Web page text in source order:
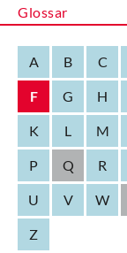
Glossar
A B C
F G H
K L M
P Q R
U V W
Z